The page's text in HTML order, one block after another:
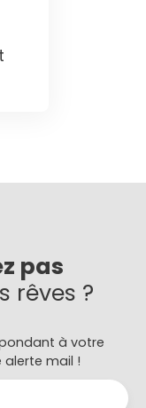
pas
rêves ?
à votre
alerte mail !